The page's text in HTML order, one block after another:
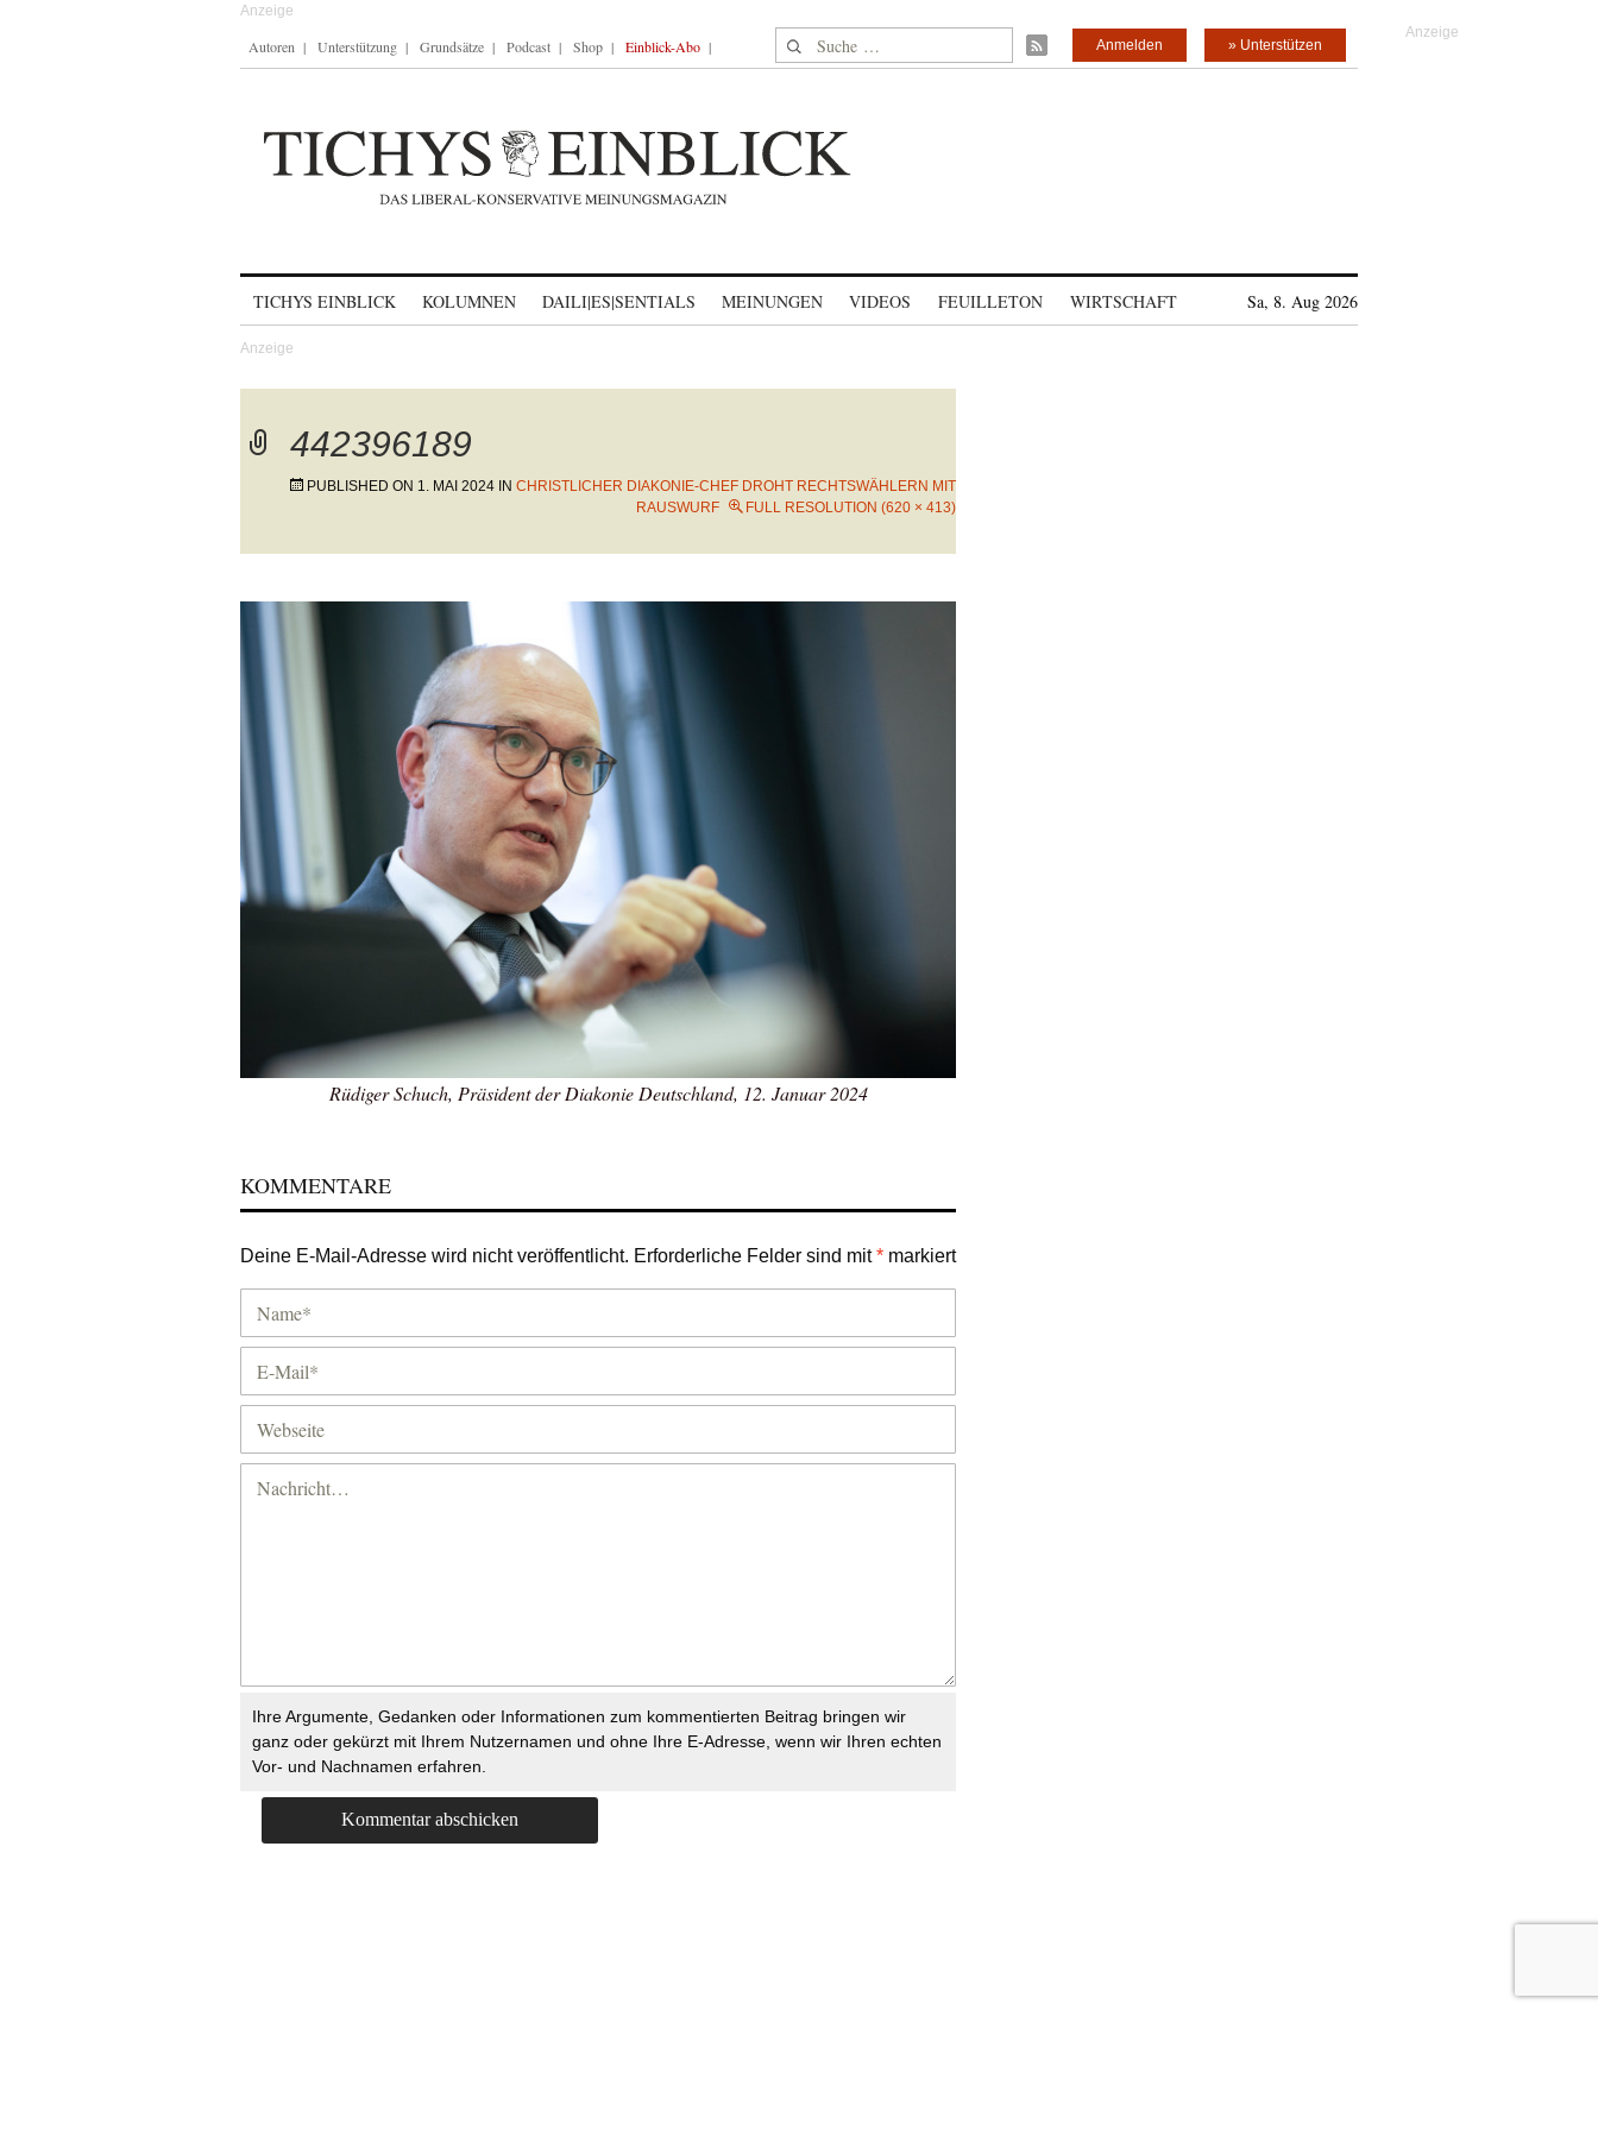
Autoren Unterstützung Grundsätze Podcast Shop Einblick-Abo Suche nach: » Unterstützen
Anmelden
TICHYS EINBLICK KOLUMNEN DAILI|ES|SENTIALS MEINUNGEN VIDEOS FEUILLETON WIRTSCHAFT Sa, 8. Aug 2026
442396189
PUBLISHED ON 1. MAI 2024 IN CHRISTLICHER DIAKONIE-CHEF DROHT RECHTSWÄHLERN MIT
RAUSWURF
FULL RESOLUTION (620 × 413)
Rüdiger Schuch, Präsident der Diakonie Deutschland, 12. Januar 2024
KOMMENTARE
Deine E-Mail-Adresse wird nicht veröffentlicht. Erforderliche Felder sind mit* markiert
Ihre Argumente, Gedanken oder Informationen zum kommentierten Beitrag bringen wir
ganz oder gekürzt mit Ihrem Nutzernamen und ohne Ihre E-Adresse, wenn wir Ihren echten
Vor- und Nachnamen erfahren.